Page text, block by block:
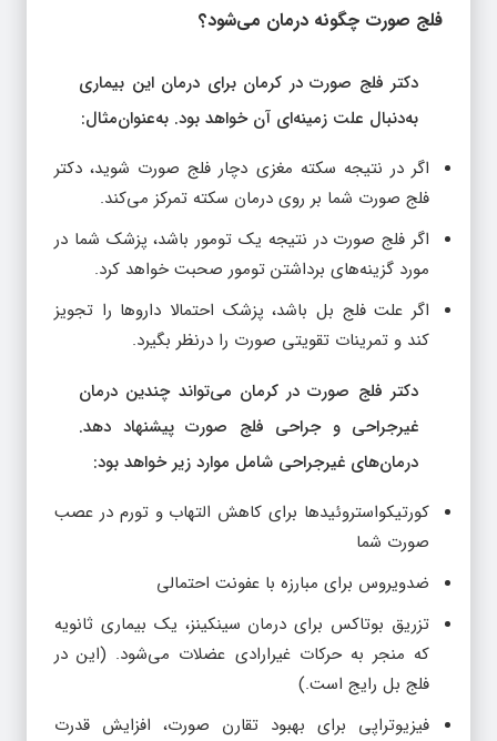
فلج صورت چگونه درمان می‌شود؟
دکتر فلج صورت در کرمان برای درمان این بیماری
به‌دنبال علت زمینه‌ای آن خواهد بود. به‌عنوان‌مثال:
اگر در نتیجه سکته مغزی دچار فلج صورت شوید، دکتر
فلج صورت شما بر روی درمان سکته تمرکز می‌کند.
اگر فلج صورت در نتیجه یک تومور باشد، پزشک شما در
مورد گزینه‌های برداشتن تومور صحبت خواهد کرد.
اگر علت فلج بل باشد، پزشک احتمالا داروها را تجویز
کند و تمرینات تقویتی صورت را درنظر بگیرد.
دکتر فلج صورت در کرمان می‌تواند چندین درمان
غیرجراحی و جراحی فلج صورت پیشنهاد دهد.
درمان‌های غیرجراحی شامل موارد زیر خواهد بود:
کورتیکواستروئیدها برای کاهش التهاب و تورم در عصب
صورت شما
ضدویروس برای مبارزه با عفونت احتمالی
تزریق بوتاکس برای درمان سینکینز، یک بیماری ثانویه
که منجر به حرکات غیرارادی عضلات می‌شود. (این در
فلج بل رایج است.)
فیزیوتراپی برای بهبود تقارن صورت، افزایش قدرت